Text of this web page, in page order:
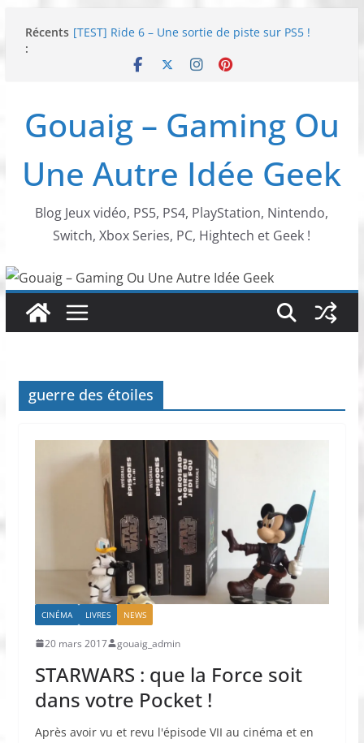
Récents
:
[TEST] Ride 6 – Une sortie de piste sur PS5 !
NEOGEO AES+ : La légende de l’arcade est de
SWITCH 2 : Nouveaux accessoires Turtle Beach X
Gouaig – Gaming Ou
Une Autre Idée Geek
Blog Jeux vidéo, PS5, PS4, PlayStation, Nintendo,
Switch, Xbox Series, PC, Hightech et Geek !
guerre des étoiles
CINÉMA LIVRES NEWS
20 mars 2017 gouaig_admin
STARWARS : que la Force soit
dans votre Pocket !
Après avoir vu et revu l'épisode VII au cinéma et en